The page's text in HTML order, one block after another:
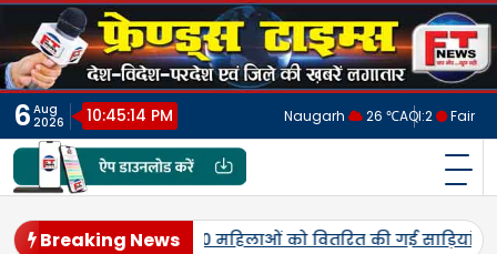
Skip
content
6 Aug
2026
10:45:18 PM Naugarh 26 ℃AQI:2 Fair
फ्रेंड्स टाइम्स
Breaking News
राष्टप्रेम की रंग में रंगने की तैयारी में है। 10 से 15 अगस्त तक